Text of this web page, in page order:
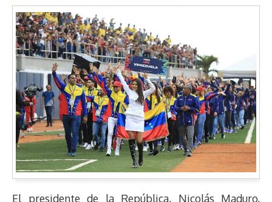
El presidente de la República, Nicolás Maduro,